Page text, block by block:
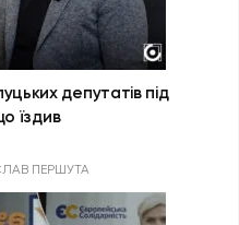
депутатів під
їздив
ПЕРШУТА